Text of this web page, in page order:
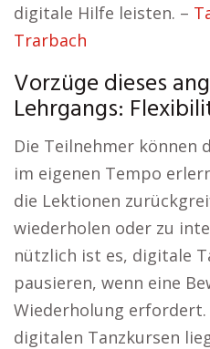
digitale Hilfe leisten. –
Trarbach
Vorzüge dieses
Lehrgangs:
Die Teilnehmer können
im eigenen Tempo
die Lektionen
wiederholen oder zu
nützlich ist es, digitale
pausieren, wenn eine
Wiederholung
digitalen Tanzkursen